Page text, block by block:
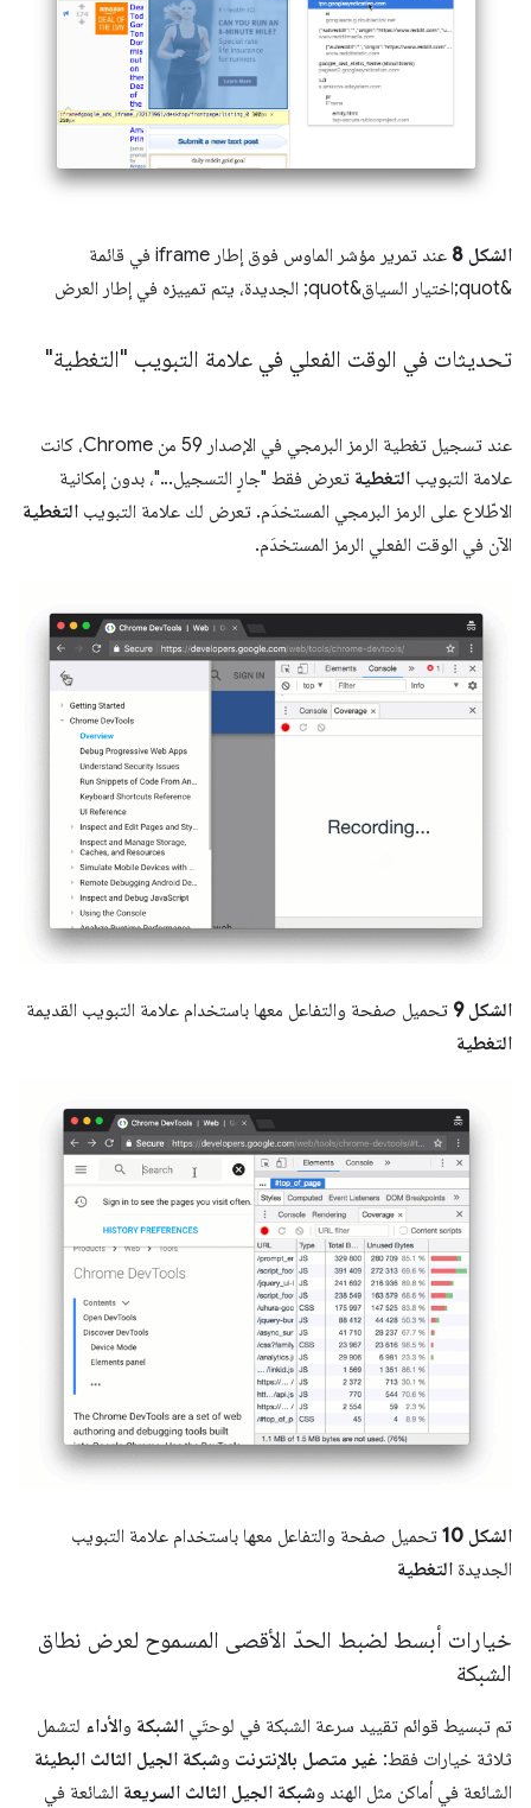
الشكل 8
عند تمرير مؤشر الماوس فوق إطار iframe في قائمة
&quot;اختيار السياق&quot; الجديدة، يتم تمييزه في إطار العرض
تحديثات في الوقت الفعلي في علامة التبويب "التغطية"
عند تسجيل تغطية الرمز البرمجي في الإصدار 59 من Chrome، كانت
علامة التبويب التغطية تعرض فقط "جارٍ التسجيل..."، بدون إمكانية
الاطّلاع على الرمز البرمجي المستخدَم. تعرض لك علامة التبويب التغطية
الآن في الوقت الفعلي الرمز المستخدَم.
الشكل 9
تحميل صفحة والتفاعل معها باستخدام علامة التبويب القديمة
التغطية
الشكل 10
تحميل صفحة والتفاعل معها باستخدام علامة التبويب
الجديدة التغطية
خيارات أبسط لضبط الحدّ الأقصى المسموح لعرض نطاق
الشبكة
تم تبسيط قوائم تقييد سرعة الشبكة في لوحتَي الشبكة والأداء لتشمل
ثلاثة خيارات فقط: غير متصل بالإنترنت وشبكة الجيل الثالث البطيئة
الشائعة في أماكن مثل الهند وشبكة الجيل الثالث السريعة الشائعة في